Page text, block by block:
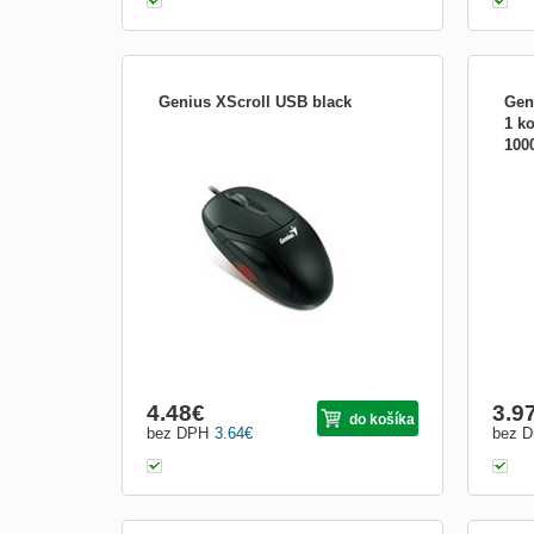
Genius XScroll USB black
Počet tlačidiel: 3 Skrolovacie koliesko: 1
Farba: čierna Operačný systém: Microsoft
Windows 98, Microsoft Windows 2000,
Microsoft Windows ME, Microsoft
Windows NT, Microsoft Wind...
3.64€
bez DPH
4.48€ do košíka
1
85
bez